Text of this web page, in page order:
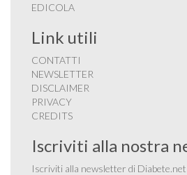
EDICOLA
Link utili
CONTATTI
NEWSLETTER
DISCLAIMER
PRIVACY
CREDITS
Iscriviti alla nostra
Iscriviti alla newsletter di